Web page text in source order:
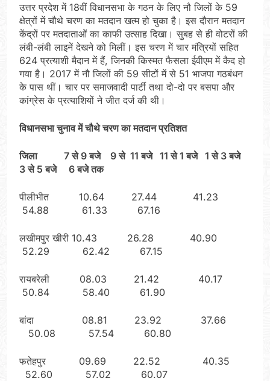
उत्तर प्रदेश में 18वीं विधानसभा के गठन के लिए नौ जिलों के 59
क्षेत्रों में चौथे चरण का मतदान खत्म हो चुका है। इस दौरान मतदान
केंद्रों पर मतदाताओं का काफी उत्‍साह दिखा। सुबह से ही वोटरों की
लंबी-लंबी लाइनें देखने को मिलीं। इस चरण में चार मंत्रियों सहित
624 प्रत्याशी मैदान में हैं, जिनकी किस्मत फैसला ईवीएम में कैद हो
गया है। 2017 में नौ जिलों की 59 सीटों में से 51 भाजपा गठबंधन
के पास थीं। चार पर समाजवादी पार्टी तथा दो-दो पर बसपा और
कांग्रेस के प्रत्याशियों ने जीत दर्ज की थी।
विधानसभा चुनाव में चौथे चरण का मतदान प्रतिशत
जिला 7 से 9 बजे 9 से 11 बजे 11 से 1 बजे 1 से 3 बजे
3 से 5 बजे 6 बजे तक
पीलीभीत 10.64 27.44 41.23
54.88 61.33 67.16
लखीमपुर खीरी 10.43 26.28 40.90
52.29 62.42 67.15
रायबरेली 08.03 21.42 40.17
50.84 58.40 61.90
बांदा 08.81 23.92 37.66
50.08 57.54 60.80
फतेहपुर 09.69 22.52 40.35
52.60 57.02 60.07